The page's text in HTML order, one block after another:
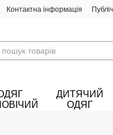
Контактна інформація
ДИТЯЧИЙ
ОДЯГ